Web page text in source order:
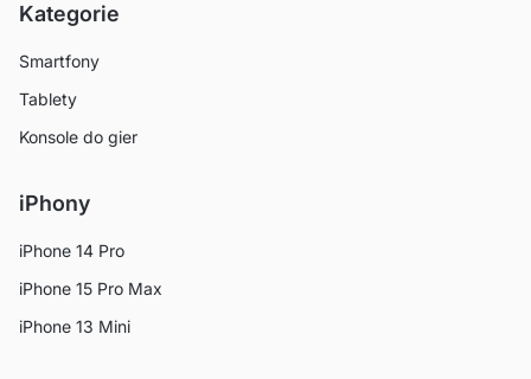
Kategorie
Smartfony
Tablety
Konsole do gier
iPhony
iPhone 14 Pro
iPhone 15 Pro Max
iPhone 13 Mini